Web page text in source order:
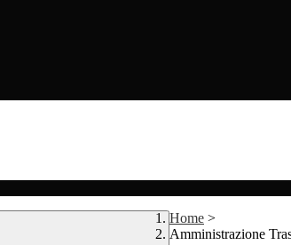
Home >
Amministrazione